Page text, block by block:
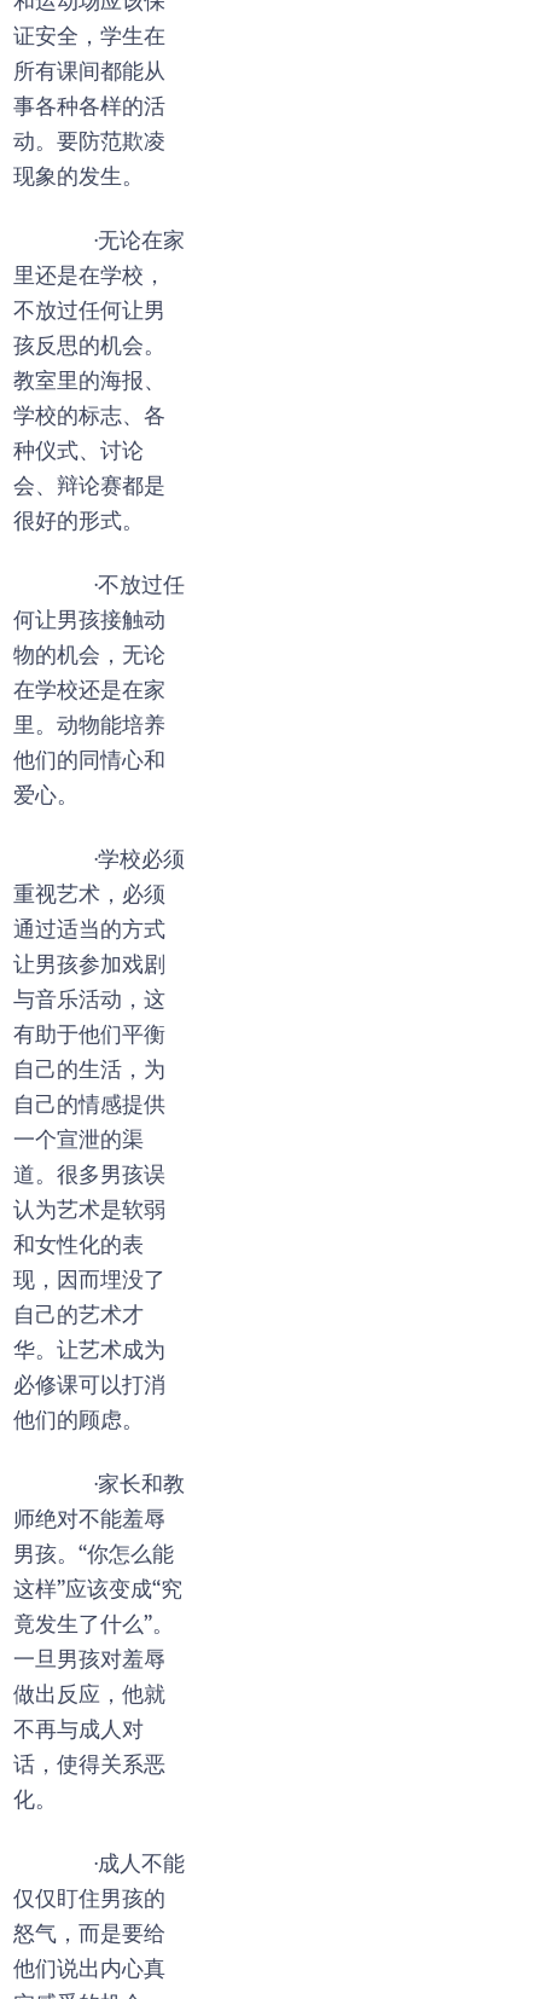
证安全，学生在
所有课间都能从
事各种各样的活
动。要防范欺凌
现象的发生。
·无论在家
里还是在学校，
不放过任何让男
孩反思的机会。
教室里的海报、
学校的标志、各
种仪式、讨论
会、辩论赛都是
很好的形式。
·不放过任
何让男孩接触动
物的机会，无论
在学校还是在家
里。动物能培养
他们的同情心和
爱心。
·学校必须
重视艺术，必须
通过适当的方式
让男孩参加戏剧
与音乐活动，这
有助于他们平衡
自己的生活，为
自己的情感提供
一个宣泄的渠
道。很多男孩误
认为艺术是软弱
和女性化的表
现，因而埋没了
自己的艺术才
华。让艺术成为
必修课可以打消
他们的顾虑。
·家长和教
师绝对不能羞辱
男孩。“你怎么能
这样”应该变成“究
竟发生了什么”。
一旦男孩对羞辱
做出反应，他就
不再与成人对
话，使得关系恶
化。
·成人不能
仅仅盯住男孩的
怒气，而是要给
他们说出内心真